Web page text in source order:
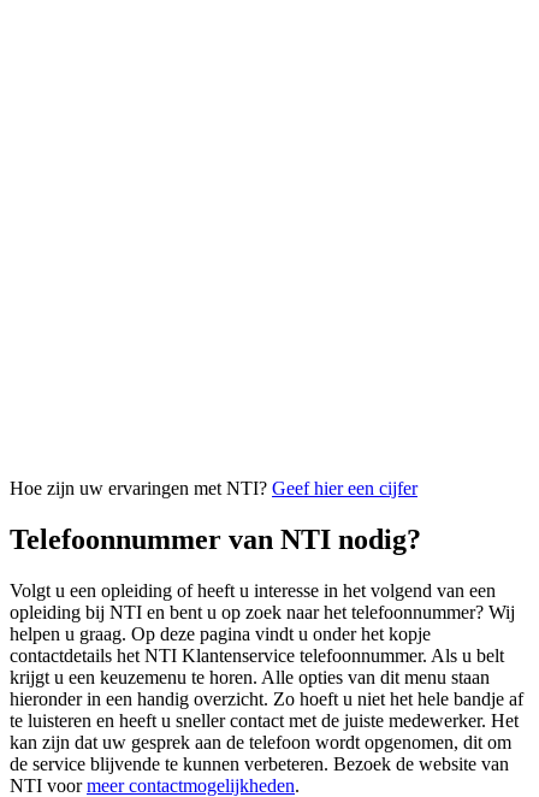
Hoe zijn uw ervaringen met NTI? Geef hier een cijfer
Telefoonnummer van NTI nodig?
Volgt u een opleiding of heeft u interesse in het volgend van een
opleiding bij NTI en bent u op zoek naar het telefoonnummer? Wij
helpen u graag. Op deze pagina vindt u onder het kopje
contactdetails het NTI Klantenservice telefoonnummer. Als u belt
krijgt u een keuzemenu te horen. Alle opties van dit menu staan
hieronder in een handig overzicht. Zo hoeft u niet het hele bandje af
te luisteren en heeft u sneller contact met de juiste medewerker. Het
kan zijn dat uw gesprek aan de telefoon wordt opgenomen, dit om
de service blijvende te kunnen verbeteren. Bezoek de website van
NTI voormeer contactmogelijkheden.